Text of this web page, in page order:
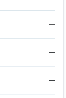
—
—
—